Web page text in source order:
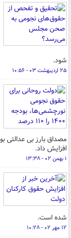
شود.
۲۵ اردیبهشت ۰۳ - ۱۰:۵۶
افزایش داد.
۱ بهمن ۰۲ - ۱۳:۳۸
شده است.
۱۲ مهر ۰۲ - ۱۰:۲۸